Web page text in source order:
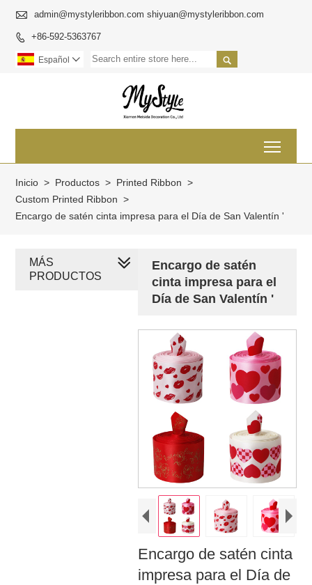
 admin@mystyleribbon.com shiyuan@mystyleribbon.com
 +86-592-5363767

Español 
Inicio > Productos > Printed Ribbon >
Custom Printed Ribbon >
Encargo de satén cinta impresa para el Día de San Valentín '
Encargo de satén
cinta impresa para el
Día de San Valentín '
Encargo de satén cinta
impresa para el Día de
MÁS
PRODUCTOS